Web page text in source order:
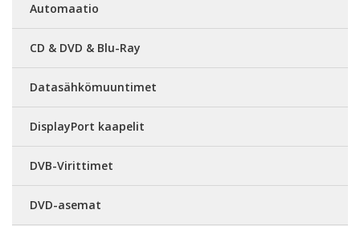
Automaatio
CD & DVD & Blu-Ray
Datasähkömuuntimet
DisplayPort kaapelit
DVB-Virittimet
DVD-asemat